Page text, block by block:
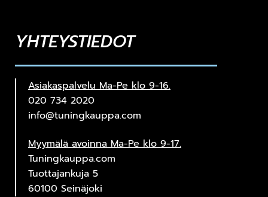
YHTEYSTIEDOT
Asiakaspalvelu Ma-Pe klo 9-16.
020 734 2020
info@tuningkauppa.com
Myymälä avoinna Ma-Pe klo 9-17.
Tuningkauppa.com
Tuottajankuja 5
60100 Seinäjoki